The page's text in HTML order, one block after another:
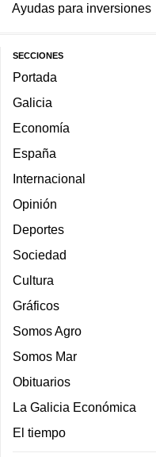
Ayudas para inversiones
SECCIONES
Portada
Galicia
Economía
España
Internacional
Opinión
Deportes
Sociedad
Cultura
Gráficos
Somos Agro
Somos Mar
Obituarios
La Galicia Económica
El tiempo